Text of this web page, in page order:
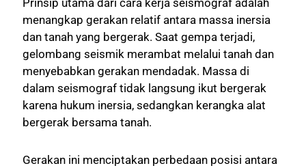
Prinsip utama dari cara kerja seismograf adalah
menangkap gerakan relatif antara massa inersia
dan tanah yang bergerak. Saat gempa terjadi,
gelombang seismik merambat melalui tanah dan
menyebabkan gerakan mendadak. Massa di
dalam seismograf tidak langsung ikut bergerak
karena hukum inersia, sedangkan kerangka alat
bergerak bersama tanah.
Gerakan ini menciptakan perbedaan posisi antara